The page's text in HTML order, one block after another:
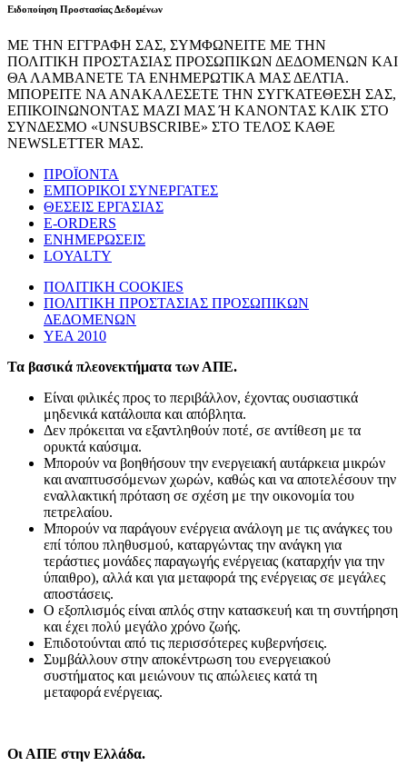
Ειδοποίηση Προστασίας Δεδομένων
ΜΕ ΤΗΝ ΕΓΓΡΑΦΗ ΣΑΣ, ΣΥΜΦΩΝΕΙΤΕ ΜΕ ΤΗΝ
ΠΟΛΙΤΙΚΗ ΠΡΟΣΤΑΣΙΑΣ ΠΡΟΣΩΠΙΚΩΝ ΔΕΔΟΜΕΝΩΝ ΚΑΙ
ΘΑ ΛΑΜΒΑΝΕΤΕ ΤΑ ΕΝΗΜΕΡΩΤΙΚΑ ΜΑΣ ΔΕΛΤΙΑ.
ΜΠΟΡΕΙΤΕ ΝΑ ΑΝΑΚΑΛΕΣΕΤΕ ΤΗΝ ΣΥΓΚΑΤΕΘΕΣΗ ΣΑΣ,
ΕΠΙΚΟΙΝΩΝΟΝΤΑΣ ΜΑΖΙ ΜΑΣ Ή ΚΑΝΟΝΤΑΣ ΚΛΙΚ ΣΤΟ
ΣΥΝΔΕΣΜΟ «UNSUBSCRIBE» ΣΤΟ ΤΕΛΟΣ ΚΑΘΕ
NEWSLETTER ΜΑΣ.
ΠΡΟΪΟΝΤΑ
ΕΜΠΟΡΙΚΟΙ ΣΥΝΕΡΓΑΤΕΣ
ΘΕΣΕΙΣ ΕΡΓΑΣΙΑΣ
E-ORDERS
ΕΝΗΜΕΡΩΣΕΙΣ
LOYALTY
ΠΟΛΙΤΙΚΗ COOKIES
ΠΟΛΙΤΙΚΗ ΠΡΟΣΤΑΣΙΑΣ ΠΡΟΣΩΠΙΚΩΝ
ΔΕΔΟΜΕΝΩΝ
ΥΕΑ 2010
Τα βασικά πλεονεκτήματα των ΑΠΕ.
Είναι φιλικές προς το περιβάλλον, έχοντας ουσιαστικά
μηδενικά κατάλοιπα και απόβλητα.
Δεν πρόκειται να εξαντληθούν ποτέ, σε αντίθεση με τα
ορυκτά καύσιμα.
Μπορούν να βοηθήσουν την ενεργειακή αυτάρκεια μικρών
και αναπτυσσόμενων χωρών, καθώς και να αποτελέσουν την
εναλλακτική πρόταση σε σχέση με την οικονομία του
πετρελαίου.
Mπορούν να παράγουν ενέργεια ανάλογη με τις ανάγκες του
επί τόπου πληθυσμού, καταργώντας την ανάγκη για
τεράστιες μονάδες παραγωγής ενέργειας (καταρχήν για την
ύπαιθρο), αλλά και για μεταφορά της ενέργειας σε μεγάλες
αποστάσεις.
Ο εξοπλισμός είναι απλός στην κατασκευή και τη συντήρηση
και έχει πολύ μεγάλο χρόνο ζωής.
Επιδοτούνται από τις περισσότερες κυβερνήσεις.
Συμβάλλουν στην αποκέντρωση του ενεργειακού
συστήματος και μειώνουν τις απώλειες κατά τη
μεταφορά ενέργειας.
Οι ΑΠΕ στην Ελλάδα.